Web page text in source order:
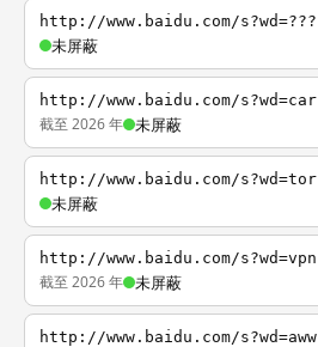
http://www.baidu.com/s?wd=???
未屏蔽
http://www.baidu.com/s?wd=car
截至 2026 年 未屏蔽
http://www.baidu.com/s?wd=tor
未屏蔽
http://www.baidu.com/s?wd=vpn
截至 2026 年 未屏蔽
http://www.baidu.com/s?wd=aww